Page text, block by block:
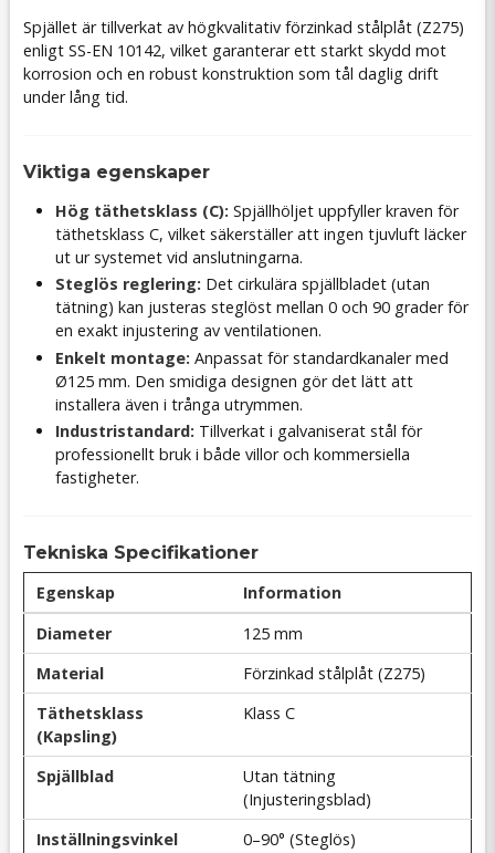
Spjället är tillverkat av högkvalitativ förzinkad stålplåt (Z275)
enligt SS-EN 10142, vilket garanterar ett starkt skydd mot
korrosion och en robust konstruktion som tål daglig drift
under lång tid.
Viktiga egenskaper
Hög täthetsklass (C): Spjällhöljet uppfyller kraven för
täthetsklass C, vilket säkerställer att ingen tjuvluft läcker
ut ur systemet vid anslutningarna.
Steglös reglering: Det cirkulära spjällbladet (utan
tätning) kan justeras steglöst mellan 0 och 90 grader för
en exakt injustering av ventilationen.
Enkelt montage: Anpassat för standardkanaler med
Ø125 mm. Den smidiga designen gör det lätt att
installera även i trånga utrymmen.
Industristandard: Tillverkat i galvaniserat stål för
professionellt bruk i både villor och kommersiella
fastigheter.
Tekniska Specifikationer
Egenskap
Information
Diameter
125 mm
Material
Förzinkad stålplåt (Z275)
Täthetsklass
(Kapsling)
Klass C
Spjällblad
Utan tätning
(Injusteringsblad)
Inställningsvinkel
0–90° (Steglös)